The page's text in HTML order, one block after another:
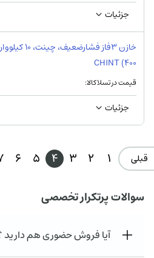
جزئیات
400) CHINT
قیمت در تسلاکالا:
جزئیات
قبلی 1
2
3
4
5
6
سوالات پرتکرار تخصصی
آیا فروش حضوری هم دارید